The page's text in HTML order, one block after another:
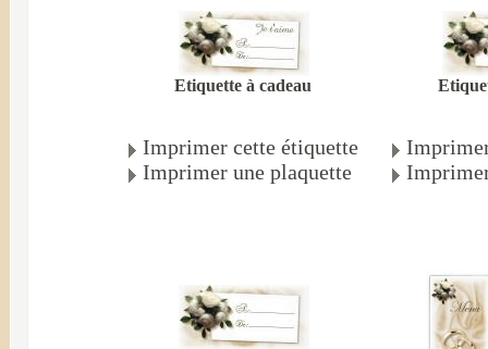
Etiquette à cadeau
Imprimer cette étiquette
Imprimer une plaquette